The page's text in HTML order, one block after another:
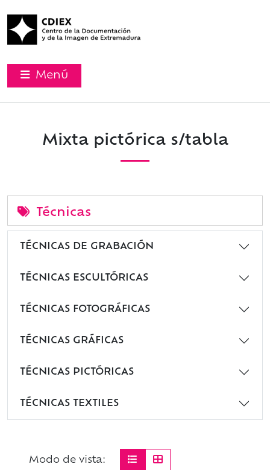
Menú
Mixta pictórica s/tabla
Técnicas
TÉCNICAS DE GRABACIÓN
TÉCNICAS ESCULTÓRICAS
TÉCNICAS FOTOGRÁFICAS
TÉCNICAS GRÁFICAS
TÉCNICAS PICTÓRICAS
TÉCNICAS TEXTILES
Modo de vista: